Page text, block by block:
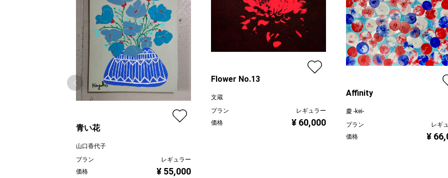
青い花
山口香代子
プラン
レギュラー
価格
¥ 55,000
Flower No.13
文蔵
プラン
レギュラー
価格
¥ 60,000
Affinity
慶 -kei-
プラン
レギ
価格
¥